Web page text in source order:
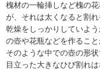
槐材の一輪挿しなど槐の
が、それは太くなると割
乾燥をしっかりしていよ
の壺や花瓶などを作るこ
そのような中での壺の形
目立った大きなひび割れ